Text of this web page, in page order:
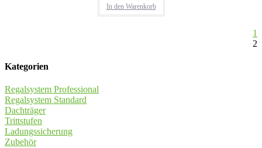
In den Warenkorb
1
2
Kategorien
Regalsystem Professional
Regalsystem Standard
Dachträger
Trittstufen
Ladungssicherung
Zubehör